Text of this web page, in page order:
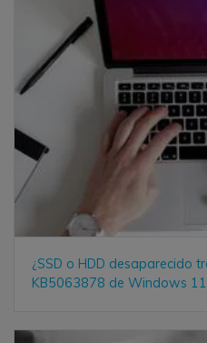
¿SSD o HDD desaparecido
KB5063878 de Windows